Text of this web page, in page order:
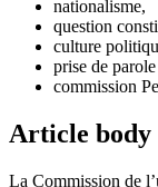
nationalisme,
question
culture
prise de
commission
Article body
La Commission de